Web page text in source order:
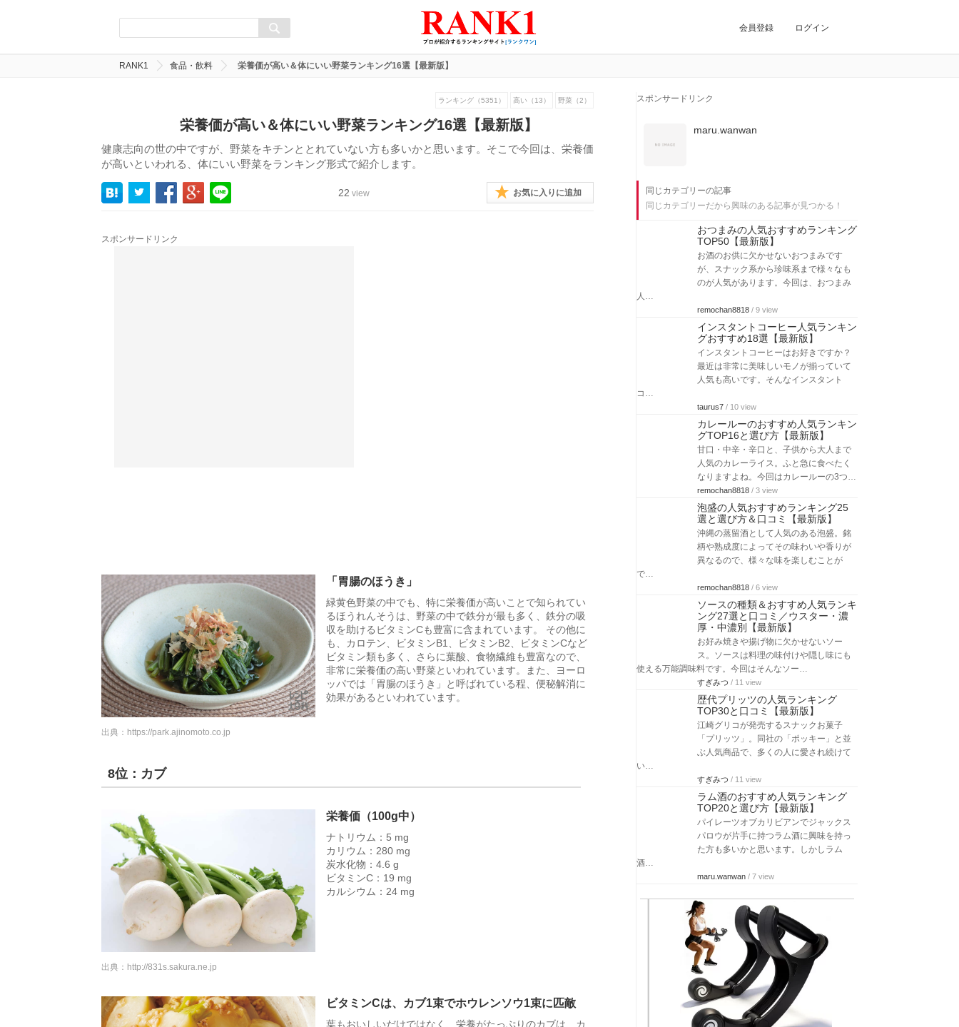
会員登録 ログイン
RANK1 食品・飲料 栄養価が高い＆体にいい野菜ランキング16選【最新版】
ランキング（5351） 高い（13） 野菜（2）
栄養価が高い＆体にいい野菜ランキング16選【最新版】
健康志向の世の中ですが、野菜をキチンととれていない方も多いかと思います。そこで今回は、栄養価
が高いといわれる、体にいい野菜をランキング形式で紹介します。
22 view お気に入りに追加
スポンサードリンク
「胃腸のほうき」
緑黄色野菜の中でも、特に栄養価が高いことで知られてい
るほうれんそうは、野菜の中で鉄分が最も多く、鉄分の吸
収を助けるビタミンCも豊富に含まれています。 その他に
も、カロテン、ビタミンB1、ビタミンB2、ビタミンCなど
ビタミン類も多く、さらに葉酸、食物繊維も豊富なので、
非常に栄養価の高い野菜といわれています。また、ヨーロ
ッパでは「胃腸のほうき」と呼ばれている程、便秘解消に
効果があるといわれています。
出典： https://park.ajinomoto.co.jp
8位：カブ
栄養価（100g中）
ナトリウム：5 mg
カリウム：280 mg
炭水化物：4.6 g
ビタミンC：19 mg
カルシウム：24 mg
出典： http://831s.sakura.ne.jp
ビタミンCは、カブ1束でホウレンソウ1束に匹敵
葉もおいしいだけではなく、栄養がたっぷりのカブは、カ
スポンサードリンク
maru.wanwan
同じカテゴリーの記事
同じカテゴリーだから興味のある記事が見つかる！
おつまみの人気おすすめランキング
TOP50【最新版】
お酒のお供に欠かせないおつまみです
が、スナック系から珍味系まで様々なも
のが人気があります。今回は、おつまみ
人…
remochan8818 / 9 view
インスタントコーヒー人気ランキン
グおすすめ18選【最新版】
インスタントコーヒーはお好きですか？
最近は非常に美味しいモノが揃っていて
人気も高いです。そんなインスタント
コ…
taurus7 / 10 view
カレールーのおすすめ人気ランキン
グTOP16と選び方【最新版】
甘口・中辛・辛口と、子供から大人まで
人気のカレーライス。ふと急に食べたく
なりますよね。今回はカレールーの3つ…
remochan8818 / 3 view
泡盛の人気おすすめランキング25
選と選び方＆口コミ【最新版】
沖縄の蒸留酒として人気のある泡盛。銘
柄や熟成度によってその味わいや香りが
異なるので、様々な味を楽しむことが
で…
remochan8818 / 6 view
ソースの種類＆おすすめ人気ランキ
ング27選と口コミ／ウスター・濃
厚・中濃別【最新版】
お好み焼きや揚げ物に欠かせないソー
ス。ソースは料理の味付けや隠し味にも
使える万能調味料です。今回はそんなソー…
すぎみつ / 11 view
歴代プリッツの人気ランキング
TOP30と口コミ【最新版】
江崎グリコが発売するスナックお菓子
「プリッツ」。同社の「ポッキー」と並
ぶ人気商品で、多くの人に愛され続けて
い…
すぎみつ / 11 view
ラム酒のおすすめ人気ランキング
TOP20と選び方【最新版】
パイレーツオブカリビアンでジャックス
パロウが片手に持つラム酒に興味を持っ
た方も多いかと思います。しかしラム
酒…
maru.wanwan / 7 view